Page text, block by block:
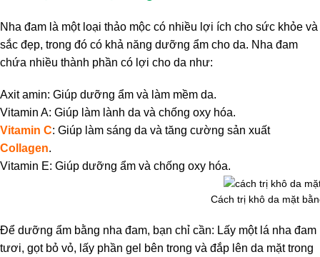
Nha đam là một loại thảo mộc có nhiều lợi ích cho sức khỏe và
sắc đẹp, trong đó có khả năng dưỡng ẩm cho da. Nha đam
chứa nhiều thành phần có lợi cho da như:
Axit amin: Giúp dưỡng ẩm và làm mềm da.
Vitamin A: Giúp làm lành da và chống oxy hóa.
Vitamin C: Giúp làm sáng da và tăng cường sản xuất
Collagen.
Vitamin E: Giúp dưỡng ẩm và chống oxy hóa.
Cách trị khô da mặt
Để dưỡng ẩm bằng nha đam, bạn chỉ cần: Lấy một lá nha đam
tươi, gọt bỏ vỏ, lấy phần gel bên trong và đắp lên da mặt trong